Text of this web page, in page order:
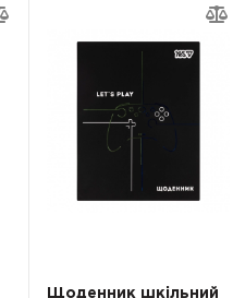
Щоденник шкільний